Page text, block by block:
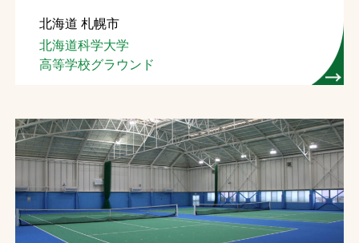
北海道 札幌市
北海道科学大学
高等学校グラウンド